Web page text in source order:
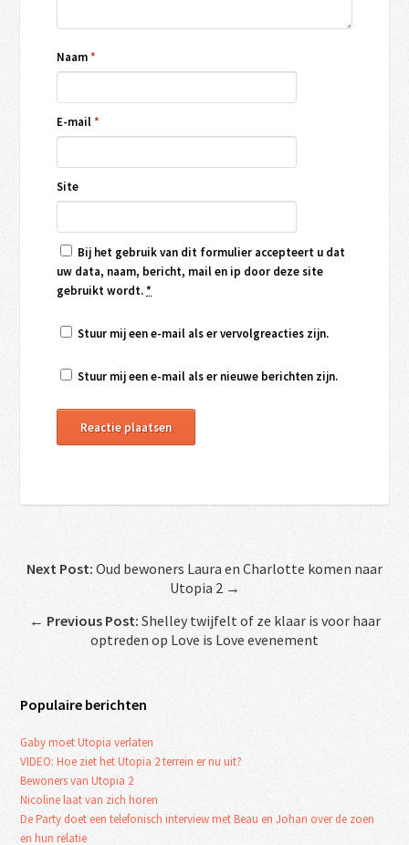
Naam*
E-mail*
Site
Bij het gebruik van dit formulier accepteert u dat
uw data, naam, bericht, mail en ip door deze site
gebruikt wordt.*
Stuur mij een e-mail als er vervolgreacties zijn.
Stuur mij een e-mail als er nieuwe berichten zijn.
Next Post: Oud bewoners Laura en Charlotte komen naar
Utopia 2 →
← Previous Post: Shelley twijfelt of ze klaar is voor haar
optreden op Love is Love evenement
Populaire berichten
Gaby moet Utopia verlaten
VIDEO: Hoe ziet het Utopia 2 terrein er nu uit?
Bewoners van Utopia 2
Nicoline laat van zich horen
De Party doet een telefonisch interview met Beau en Johan over de zoen
en hun relatie